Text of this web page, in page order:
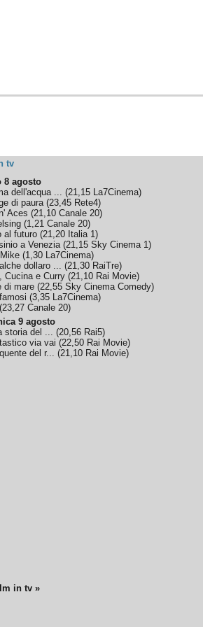
tv
8 agosto
dell'acqua ... (21,15 La7Cinema)
di paura(23,45 Rete4)
Aces (21,10 Canale 20)
(1,21 Canale 20)
al futuro (21,20 Italia 1)
a Venezia(21,15 Sky Cinema 1)
(1,30 La7Cinema)
dollaro ... (21,30 RaiTre)
Cucina e Curry (21,10 Rai Movie)
di mare (22,55 Sky Cinema Comedy)
(3,35 La7Cinema)
(23,27 Canale 20)
9 agosto
storia del ... (20,56 Rai5)
via vai (22,50 Rai Movie)
del r... (21,10 Rai Movie)
in tv »